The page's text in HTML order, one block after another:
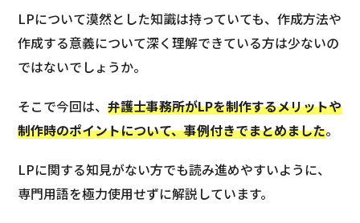
LPについて漠然とした知識は持っていても、作成方法や
作成する意義について深く理解できている方は少ないの
ではないでしょうか。
そこで今回は、弁護士事務所がLPを制作するメリットや
制作時のポイントについて、事例付きでまとめました。
LPに関する知見がない方でも読み進めやすいように、
専門用語を極力使用せずに解説しています。